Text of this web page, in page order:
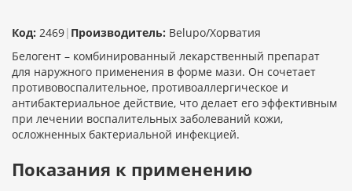
Код: 2469| Производитель: Belupo/Хорватия
Белогент – комбинированный лекарственный препарат
для наружного применения в форме мази. Он сочетает
противовоспалительное, противоаллергическое и
антибактериальное действие, что делает его эффективным
при лечении воспалительных заболеваний кожи,
осложненных бактериальной инфекцией.
Показания к применению